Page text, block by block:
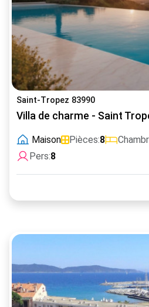
Saint-Tropez 83990
Villa de charme - Saint
Maison Pièces:8
Pers:8